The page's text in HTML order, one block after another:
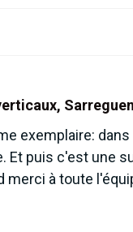
exemplaire:
Et puis c'est une
à toute